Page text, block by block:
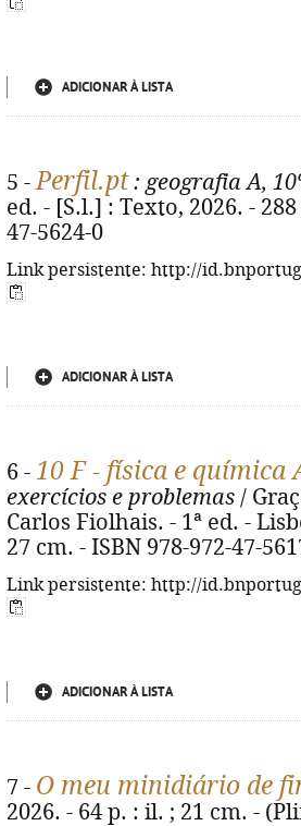
ADICIONAR À LISTA
5 -Perfil.pt: geografia A,
ed. - [S.l.] : Texto, 2026. -
47-5624-0
Link persistente: http://
ADICIONAR À LISTA
6 - 10 F - física e química
exercícios e problemas /
Carlos Fiolhais. - 1ª ed. -
27 cm. - ISBN 978-972-47-
Link persistente: http://
ADICIONAR À LISTA
7 - O meu minidiário de
2026. - 64 p. : il. ; 21 cm. -